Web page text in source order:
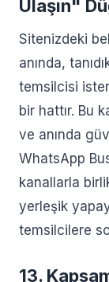
Ulaşın"
Sitenizdeki
anında,
temsilcisi
bir hattır. Bu
ve anında
WhatsApp
kanallarla
yerleşik
temsilcilere
13.